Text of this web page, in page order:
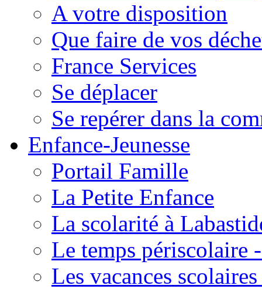
A votre disposition
Que faire de vos
France Services
Se déplacer
Se repérer dans la
Enfance-Jeunesse
Portail Famille
La Petite Enfance
La scolarité à
Le temps périscolaire
Les vacances